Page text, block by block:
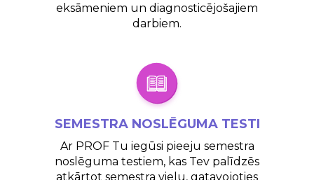
eksāmeniem un diagnosticējošajiem
darbiem.
SEMESTRA NOSLĒGUMA TESTI
Ar PROF Tu iegūsi pieeju semestra
noslēguma testiem, kas Tev palīdzēs
atkārtot semestra vielu, gatavojoties